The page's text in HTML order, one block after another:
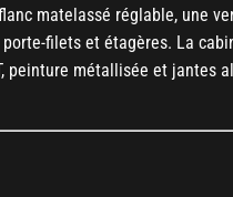
matelassé réglable, une
filets et étagères. La
peinture métallisée et jantes